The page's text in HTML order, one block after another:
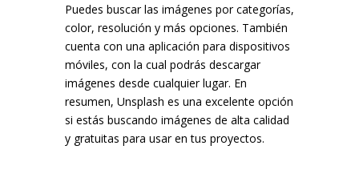
Puedes buscar las imágenes por categorías,
color, resolución y más opciones. También
cuenta con una aplicación para dispositivos
móviles, con la cual podrás descargar
imágenes desde cualquier lugar. En
resumen, Unsplash es una excelente opción
si estás buscando imágenes de alta calidad
y gratuitas para usar en tus proyectos.